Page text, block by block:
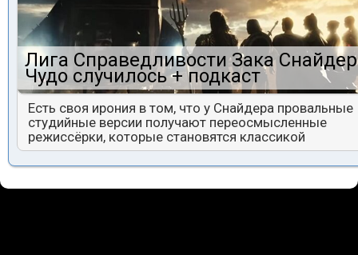
Лига Справедливости Зака
Чудо случилось + подкаст
Есть своя ирония в том, что у Снайдера провальные
студийные версии получают переосмысленные
режиссёрки, которые становятся классикой